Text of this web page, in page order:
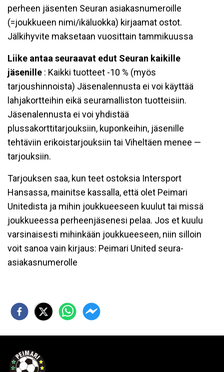
perheen jäsenten Seuran asiakasnumeroille
(=joukkueen nimi/ikäluokka) kirjaamat ostot.
Jälkihyvite maksetaan vuosittain tammikuussa
Liike antaa seuraavat edut Seuran kaikille
jäsenille : Kaikki tuotteet -10 % (myös
tarjoushinnoista) Jäsenalennusta ei voi käyttää
lahjakortteihin eikä seuramalliston tuotteisiin.
Jäsenalennusta ei voi yhdistää
plussakorttitarjouksiin, kuponkeihin, jäsenille
tehtäviin erikoistarjouksiin tai Viheltäen menee —
tarjouksiin.
Tarjouksen saa, kun teet ostoksia Intersport
Hansassa, mainitse kassalla, että olet Peimari
Unitedista ja mihin joukkueeseen kuulut tai missä
joukkueessa perheenjäsenesi pelaa. Jos et kuulu
varsinaisesti mihinkään joukkueeseen, niin silloin
voit sanoa vain kirjaus: Peimari United seura-
asiakasnumerolle